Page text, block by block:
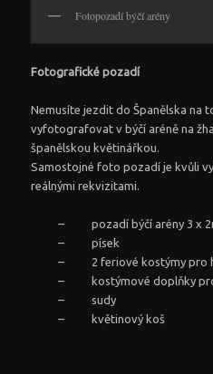
Fotopozadí býčí arény
Fotografické pozadí
Nemusíte jezdit do Španělska na
vyfotografovat v býčí aréně na
španělskou květinářkou.
Samostojné foto pozadí je kvůli
reálnými rekvizitami.
– pozadí býčí arény 3 x
– písek
– 2 feriové kostýmy pro
– kostýmové doplňky pro
– sudy
– květinový koš